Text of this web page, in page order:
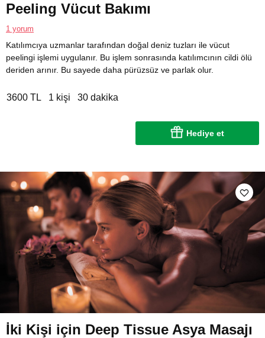
Peeling Vücut Bakımı
1 yorum
Katılımcıya uzmanlar tarafından doğal deniz tuzları ile vücut
peelingi işlemi uygulanır. Bu işlem sonrasında katılımcının cildi ölü
deriden arınır. Bu sayede daha pürüzsüz ve parlak olur.
3600 TL 1 kişi 30 dakika
Hediye et
İki Kişi için Deep Tissue Asya Masajı